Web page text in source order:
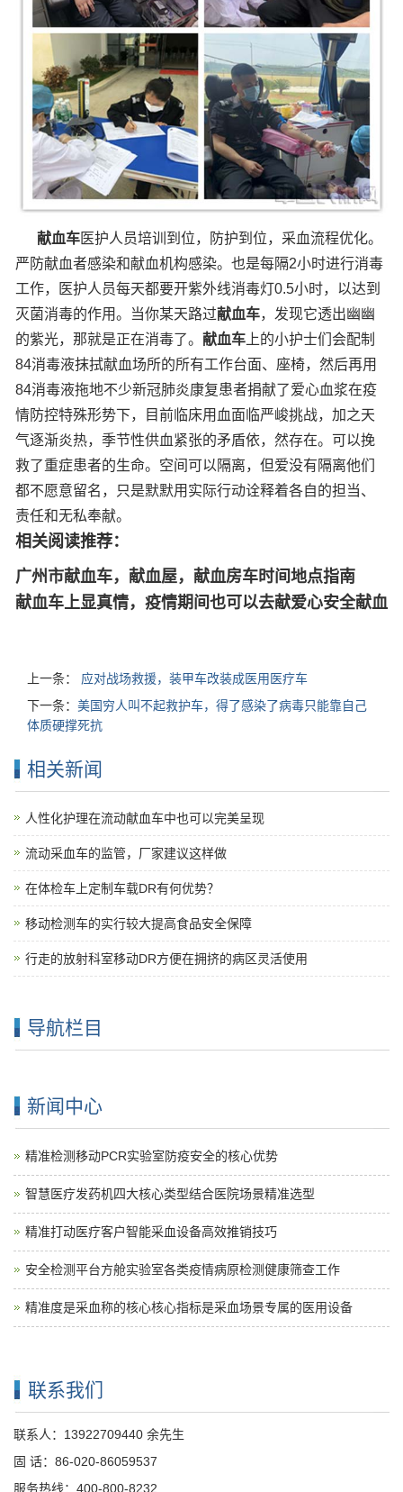
献血车医护人员培训到位，防护到位，采血流程优化。
严防献血者感染和献血机构感染。也是每隔2小时进行消毒
工作，医护人员每天都要开紫外线消毒灯0.5小时，以达到
灭菌消毒的作用。当你某天路过献血车，发现它透出幽幽
的紫光，那就是正在消毒了。 献血车上的小护士们会配制
84消毒液抹拭献血场所的所有工作台面、座椅，然后再用
84消毒液拖地不少新冠肺炎康复患者捐献了爱心血浆在疫
情防控特殊形势下，目前临床用血面临严峻挑战，加之天
气逐渐炎热，季节性供血紧张的矛盾依，然存在。可以挽
救了重症患者的生命。空间可以隔离，但爱没有隔离他们
都不愿意留名，只是默默用实际行动诠释着各自的担当、
责任和无私奉献。
相关阅读推荐：
广州市献血车，献血屋，献血房车时间地点指南
献血车上显真情，疫情期间也可以去献爱心安全献血
上一条：
应对战场救援，装甲车改装成医用医疗车
下一条： 美国穷人叫不起救护车，得了感染了病毒只能靠自己
体质硬撑死抗
相关新闻
人性化护理在流动献血车中也可以完美呈现
流动采血车的监管，厂家建议这样做
在体检车上定制车载DR有何优势？
移动检测车的实行较大提高食品安全保障
行走的放射科室移动DR方便在拥挤的病区灵活使用
导航栏目
新闻中心
精准检测移动PCR实验室防疫安全的核心优势
智慧医疗发药机四大核心类型结合医院场景精准选型
精准打动医疗客户智能采血设备高效推销技巧
安全检测平台方舱实验室各类疫情病原检测健康筛查工作
精准度是采血称的核心核心指标是采血场景专属的医用设备
联系我们
联系人：13922709440 余先生
固 话：86-020-86059537
服务热线：400-800-8232